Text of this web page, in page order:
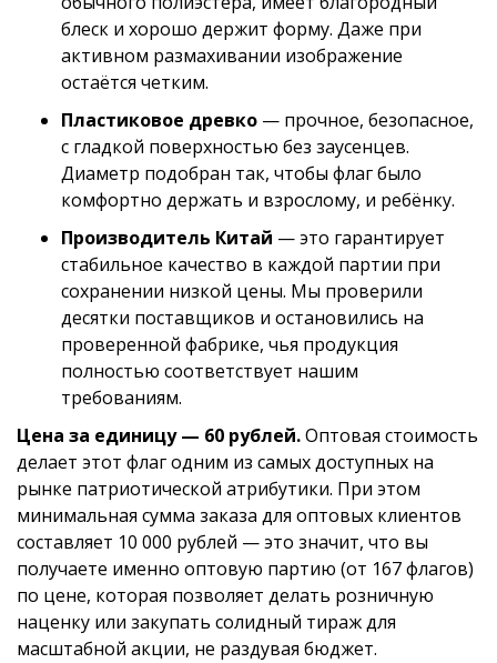
блеск и хорошо держит форму. Даже при
активном размахивании изображение
остаётся четким.
Пластиковое древко — прочное, безопасное,
с гладкой поверхностью без заусенцев.
Диаметр подобран так, чтобы флаг было
комфортно держать и взрослому, и ребёнку.
Производитель Китай — это гарантирует
стабильное качество в каждой партии при
сохранении низкой цены. Мы проверили
десятки поставщиков и остановились на
проверенной фабрике, чья продукция
полностью соответствует нашим
требованиям.
Цена за единицу — 60 рублей.Оптовая стоимость
делает этот флаг одним из самых доступных на
рынке патриотической атрибутики. При этом
минимальная сумма заказа для оптовых клиентов
составляет 10 000 рублей — это значит, что вы
получаете именно оптовую партию (от 167 флагов)
по цене, которая позволяет делать розничную
наценку или закупать солидный тираж для
масштабной акции, не раздувая бюджет.